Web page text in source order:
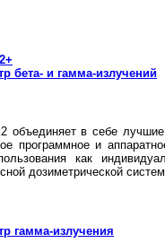
бета- и гамма-излучений
объединяет в себе лучшие
программное и
как
дозиметрической
гамма-излучения